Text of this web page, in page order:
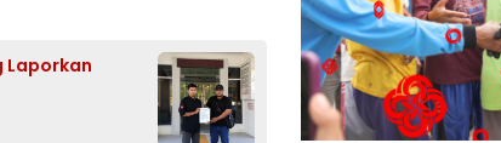
Laporkan